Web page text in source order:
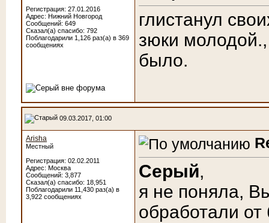
Регистрация: 27.01.2016
Адрес: Нижний Новгород
Сообщений: 649
Сказал(а) спасибо: 792
Поблагодарили 1,126 раз(а) в 369
сообщениях
глистанул
зюки молодой.,
было.
09.03.2017, 01:00
Arisha
Местный
Регистрация: 02.02.2011
Адрес: Москва
Сообщений: 3,877
Сказал(а) спасибо: 18,951
Поблагодарили 11,430 раз(а) в
3,922 сообщениях
Серый,
я не поняла,
обработали